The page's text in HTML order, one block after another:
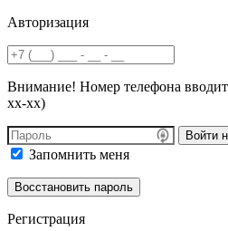
Авторизация
Внимание! Номер телефона
хх-хх)
Войти
Запомнить меня
Регистрация